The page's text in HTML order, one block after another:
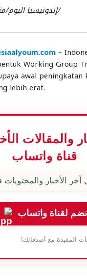
/إندونيسيا اليوم/
–
Working Group
awal peningkatan
lebih erat.
والمقالات
قناة واتساب
الأخبار والمحتويات
انضم لقناة واتساب
المفيدة مع أصدقائك!